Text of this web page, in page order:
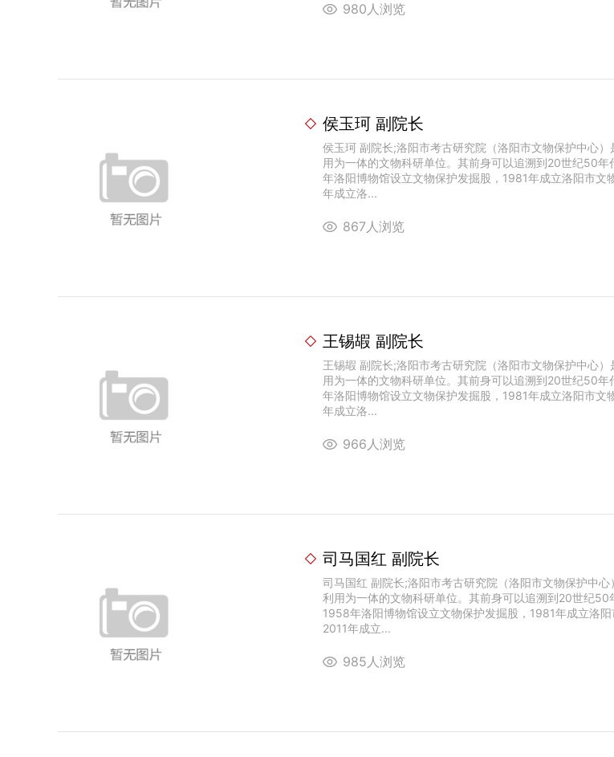
980人浏览
侯玉珂 副院长
侯玉珂 副院长;洛阳市考古研究院（洛阳市文物保护中心
用为一体的文物科研单位。其前身可以追溯到20世纪50
年洛阳博物馆设立文物保护发掘股，1981年成立洛阳市
年成立洛...
867人浏览
王锡嘏 副院长
王锡嘏 副院长;洛阳市考古研究院（洛阳市文物保护中心
用为一体的文物科研单位。其前身可以追溯到20世纪50
年洛阳博物馆设立文物保护发掘股，1981年成立洛阳市
年成立洛...
966人浏览
司马国红 副院长
司马国红 副院长;洛阳市考古研究院（洛阳市文物保护中
利用为一体的文物科研单位。其前身可以追溯到20世纪50
1958年洛阳博物馆设立文物保护发掘股，1981年成立洛
2011年成立...
985人浏览